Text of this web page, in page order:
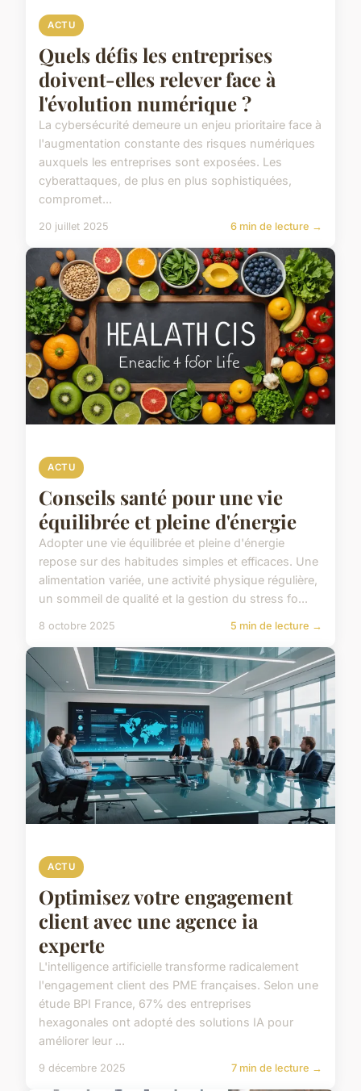
ACTU
Quels défis les entreprises
doivent-elles relever face à
l'évolution numérique ?
La cybersécurité demeure un enjeu prioritaire face à
l'augmentation constante des risques numériques
auxquels les entreprises sont exposées. Les
cyberattaques, de plus en plus sophistiquées,
compromet...
20 juillet 2025 6 min de lecture →
ACTU
Conseils santé pour une vie
équilibrée et pleine d'énergie
Adopter une vie équilibrée et pleine d'énergie
repose sur des habitudes simples et efficaces. Une
alimentation variée, une activité physique régulière,
un sommeil de qualité et la gestion du stress fo...
8 octobre 2025 5 min de lecture →
ACTU
Optimisez votre engagement
client avec une agence ia
experte
L'intelligence artificielle transforme radicalement
l'engagement client des PME françaises. Selon une
étude BPI France, 67% des entreprises
hexagonales ont adopté des solutions IA pour
améliorer leur ...
9 décembre 2025 7 min de lecture →